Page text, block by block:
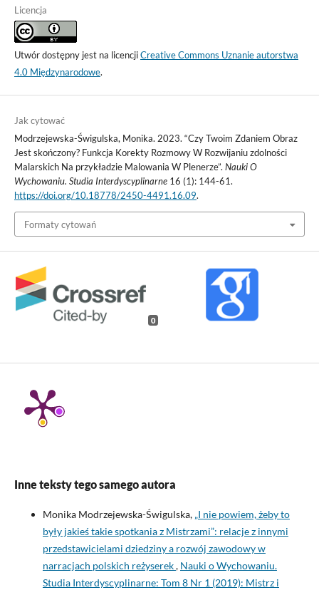
Licencja
Utwór dostępny jest na licencjiCreative Commons Uznanie autorstwa
4.0 Międzynarodowe.
Jak cytować
Modrzejewska-Świgulska, Monika. 2023. “Czy Twoim Zdaniem Obraz
Jest skończony? Funkcja Korekty Rozmowy W Rozwijaniu zdolności
Malarskich Na przykładzie Malowania W Plenerze”. Nauki O
Wychowaniu. Studia Interdyscyplinarne16 (1): 144-61.
https://doi.org/10.18778/2450-4491.16.09.
Formaty cytowań
0
Inne teksty tego samego autora
Monika Modrzejewska-Świgulska, „I nie powiem, żeby to
były jakieś takie spotkania z Mistrzami”: relacje z innymi
przedstawicielami dziedziny a rozwój zawodowy w
narracjach polskich reżyserek, Nauki o Wychowaniu.
Studia Interdyscyplinarne: Tom 8 Nr 1 (2019): Mistrz i